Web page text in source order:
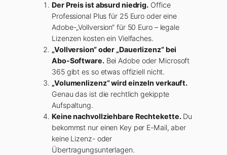
Der Preis ist absurd niedrig. Office
Professional Plus für 25 Euro oder eine
Adobe-„Vollversion“ für 50 Euro – legale
Lizenzen kosten ein Vielfaches.
„Vollversion“ oder „Dauerlizenz“ bei
Abo-Software.Bei Adobe oder Microsoft
365 gibt es so etwas offiziell nicht.
„Volumenlizenz“ wird einzeln verkauft.
Genau das ist die rechtlich gekippte
Aufspaltung.
Keine nachvollziehbare Rechtekette.Du
bekommst nur einen Key per E-Mail, aber
keine Lizenz- oder
Übertragungsunterlagen.